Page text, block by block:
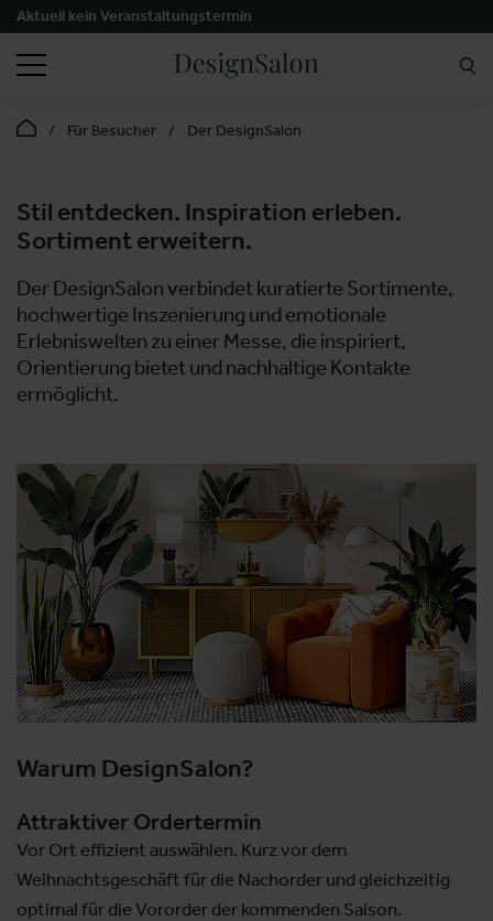
Aktuell kein Veranstaltungstermin
SUCHEN
Für Besucher Der DesignSalon
Stil entdecken. Inspiration erleben.
Sortiment erweitern.
Der DesignSalon verbindet kuratierte Sortimente,
hochwertige Inszenierung und emotionale
Erlebniswelten zu einer Messe, die inspiriert,
Orientierung bietet und nachhaltige Kontakte
ermöglicht.
Warum DesignSalon?
Attraktiver Ordertermin
Vor Ort effizient auswählen. Kurz vor dem
Weihnachtsgeschäft für die Nachorder und gleichzeitig
optimal für die Vororder der kommenden Saison.